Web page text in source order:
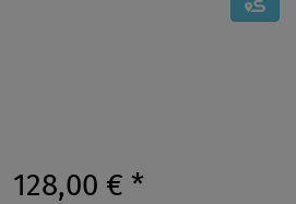
128,00 € *